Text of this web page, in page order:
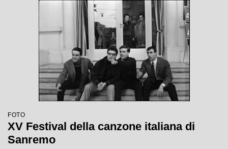
FOTO
XV Festival della canzone italiana di
Sanremo